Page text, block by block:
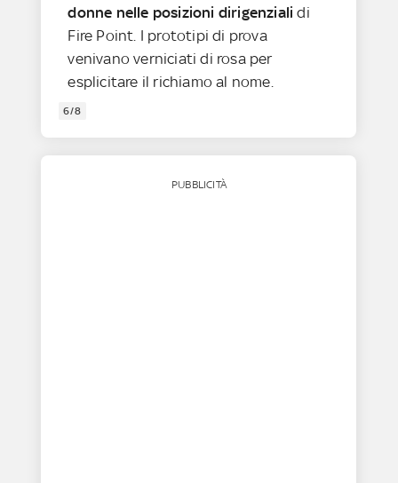
donne nelle posizioni dirigenzialidi
Fire Point. I prototipi di prova
venivano verniciati di rosa per
esplicitare il richiamo al nome.
6/8
PUBBLICITÀ